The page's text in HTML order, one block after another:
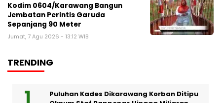
Kodim 0604/Karawang Bangun
Jembatan Perintis Garuda
Sepanjang 90 Meter
Jumat, 7 Agu 2026 - 13:12 WIB
TRENDING
Puluhan Kades Dikarawang Korban Ditipu